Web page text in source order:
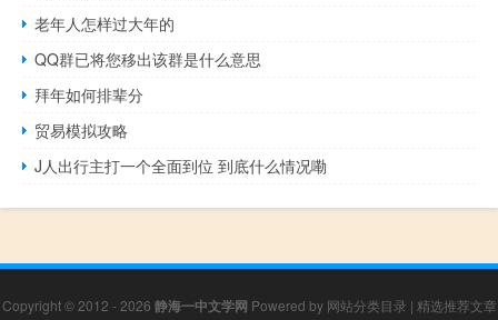
老年人怎样过大年的
QQ群已将您移出该群是什么意思
拜年如何排辈分
贸易模拟攻略
J人出行主打一个全面到位 到底什么情况嘞
Copyright © 2012 - 2026 静海一中文学网 Powered by 网站分类目录 | 精选推荐文章